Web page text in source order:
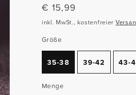
Normaler
Preis
€ 15,99
inkl. MwSt., kostenfreier
Größe
35-38 39-42 43-
Menge